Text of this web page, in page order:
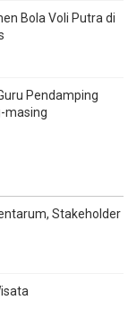
Bola Voli Putra di
Pendamping
masing
Stakeholder